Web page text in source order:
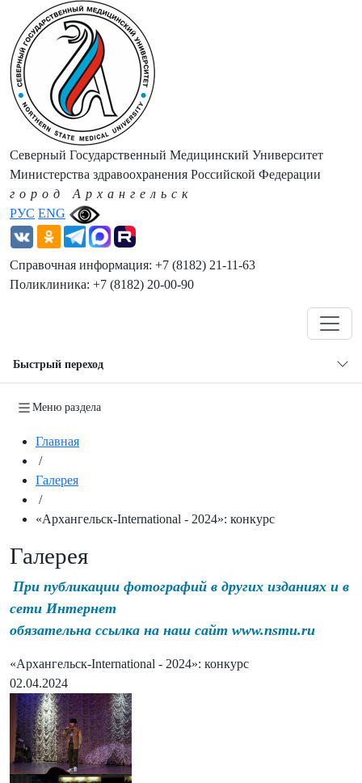
РУС ENG
Северный Государственный Медицинский Университет
Министерства здравоохранения Российской Федерации
город Архангельск
Справочная информация: +7 (8182) 21-11-63
Поликлиника: +7 (8182) 20-00-90
Быстрый переход
Меню раздела
Главная
/
Галерея
/
«Архангельск-International - 2024»: конкурс
Галерея
При публикации фотографий в других изданиях и в
сети Интернет
обязательна ссылка на наш сайт www.nsmu.ru
«Архангельск-International - 2024»: конкурс
02.04.2024